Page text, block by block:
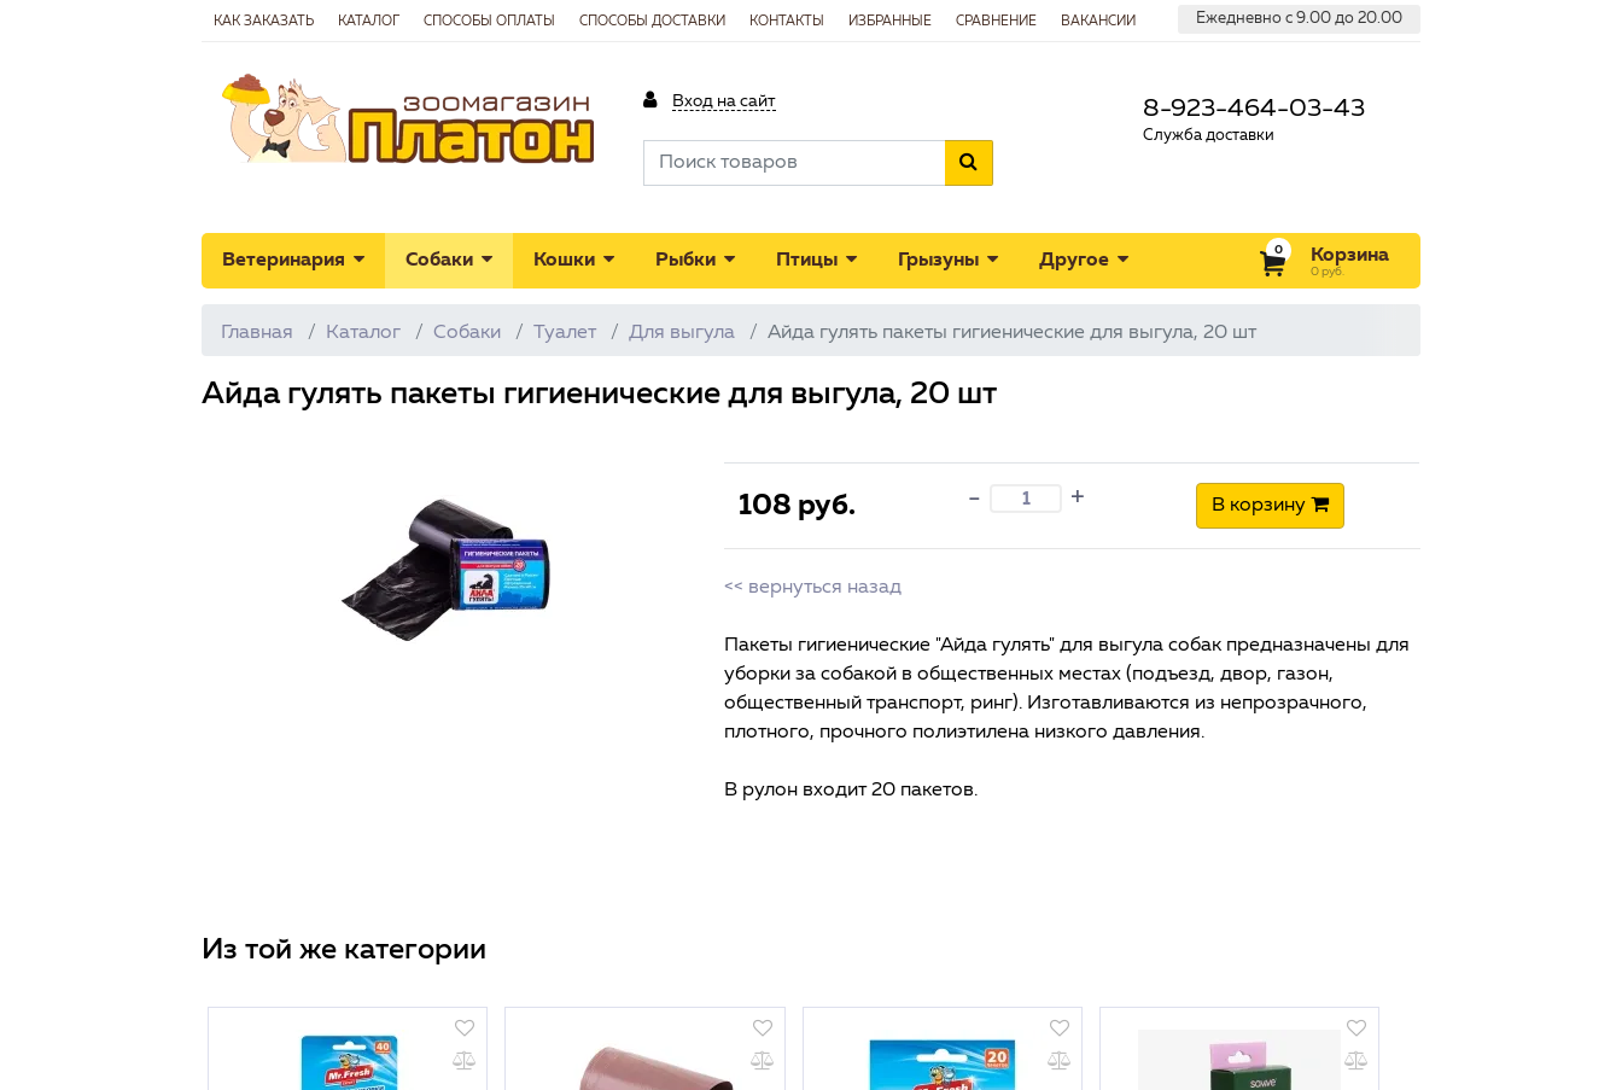
КАК ЗАКАЗАТЬ КАТАЛОГ СПОСОБЫ ОПЛАТЫ СПОСОБЫ ДОСТАВКИ КОНТАКТЫ ИЗБРАННЫЕ СРАВНЕНИЕ ВАКАНСИИ Ежедневно с 9.00 до 20.00
Вход на сайт 8-923-464-03-43
Служба доставки
Ветеринария Собаки Кошки Рыбки Птицы Грызуны Другое Корзина
0 руб.
0
Главная Каталог Собаки Туалет Для выгула Айда гулять пакеты гигиенические для выгула, 20 шт
Айда гулять пакеты гигиенические для выгула, 20 шт
108 руб. - + В корзину
<< вернуться назад
Пакеты гигиенические "Айда гулять" для выгула собак предназначены для
уборки за собакой в общественных местах (подъезд, двор, газон,
общественный транспорт, ринг). Изготавливаются из непрозрачного,
плотного, прочного полиэтилена низкого давления.
В рулон входит 20 пакетов.
Из той же категории